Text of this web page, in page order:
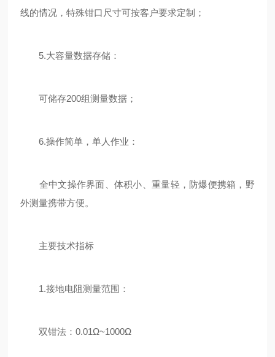
线的情况，特殊钳口尺寸可按客户要求定制；
5.大容量数据存储：
可储存200组测量数据；
6.操作简单，单人作业：
全中文操作界面、体积小、重量轻，防爆便携箱，野
外测量携带方便。
主要技术指标
1.接地电阻测量范围：
双钳法：0.01Ω~1000Ω